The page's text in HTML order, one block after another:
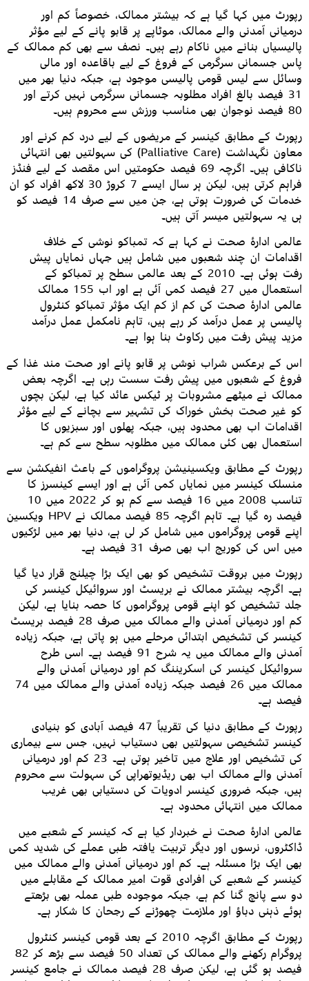
رپورٹ میں کہا گیا ہے کہ بیشتر ممالک، خصوصاً کم اور
درمیانی آمدنی والے ممالک، موٹاپے پر قابو پانے کے لیے مؤثر
پالیسیاں بنانے میں ناکام رہے ہیں۔ نصف سے بھی کم ممالک کے
پاس جسمانی سرگرمی کے فروغ کے لیے باقاعدہ اور مالی
وسائل سے لیس قومی پالیسی موجود ہے، جبکہ دنیا بھر میں
31 فیصد بالغ افراد مطلوبہ جسمانی سرگرمی نہیں کرتے اور
80 فیصد نوجوان بھی مناسب ورزش سے محروم ہیں۔
رپورٹ کے مطابق کینسر کے مریضوں کے لیے درد کم کرنے اور
معاون نگہداشت (Palliative Care) کی سہولتیں بھی انتہائی
ناکافی ہیں۔ اگرچہ 69 فیصد حکومتیں اس مقصد کے لیے فنڈز
فراہم کرتی ہیں، لیکن ہر سال ایسے 7 کروڑ 30 لاکھ افراد کو ان
خدمات کی ضرورت ہوتی ہے، جن میں سے صرف 14 فیصد کو
ہی یہ سہولتیں میسر آتی ہیں۔
عالمی ادارۂ صحت نے کہا ہے کہ تمباکو نوشی کے خلاف
اقدامات ان چند شعبوں میں شامل ہیں جہاں نمایاں پیش
رفت ہوئی ہے۔ 2010 کے بعد عالمی سطح پر تمباکو کے
استعمال میں 27 فیصد کمی آئی ہے اور اب 155 ممالک
عالمی ادارۂ صحت کی کم از کم ایک مؤثر تمباکو کنٹرول
پالیسی پر عمل درآمد کر رہے ہیں، تاہم نامکمل عمل درآمد
مزید پیش رفت میں رکاوٹ بنا ہوا ہے۔
اس کے برعکس شراب نوشی پر قابو پانے اور صحت مند غذا کے
فروغ کے شعبوں میں پیش رفت سست رہی ہے۔ اگرچہ بعض
ممالک نے میٹھے مشروبات پر ٹیکس عائد کیا ہے، لیکن بچوں
کو غیر صحت بخش خوراک کی تشہیر سے بچانے کے لیے مؤثر
اقدامات اب بھی محدود ہیں، جبکہ پھلوں اور سبزیوں کا
استعمال بھی کئی ممالک میں مطلوبہ سطح سے کم ہے۔
رپورٹ کے مطابق ویکسینیشن پروگراموں کے باعث انفیکشن سے
منسلک کینسر میں نمایاں کمی آئی ہے اور ایسے کینسرز کا
تناسب 2008 میں 16 فیصد سے کم ہو کر 2022 میں 10
فیصد رہ گیا ہے۔ تاہم اگرچہ 85 فیصد ممالک نے HPV ویکسین
اپنے قومی پروگراموں میں شامل کر لی ہے، دنیا بھر میں لڑکیوں
میں اس کی کوریج اب بھی صرف 31 فیصد ہے۔
رپورٹ میں بروقت تشخیص کو بھی ایک بڑا چیلنج قرار دیا گیا
ہے۔ اگرچہ بیشتر ممالک نے بریسٹ اور سروائیکل کینسر کی
جلد تشخیص کو اپنے قومی پروگراموں کا حصہ بنایا ہے، لیکن
کم اور درمیانی آمدنی والے ممالک میں صرف 28 فیصد بریسٹ
کینسر کی تشخیص ابتدائی مرحلے میں ہو پاتی ہے، جبکہ زیادہ
آمدنی والے ممالک میں یہ شرح 91 فیصد ہے۔ اسی طرح
سروائیکل کینسر کی اسکریننگ کم اور درمیانی آمدنی والے
ممالک میں 26 فیصد جبکہ زیادہ آمدنی والے ممالک میں 74
فیصد ہے۔
رپورٹ کے مطابق دنیا کی تقریباً 47 فیصد آبادی کو بنیادی
کینسر تشخیصی سہولتیں بھی دستیاب نہیں، جس سے بیماری
کی تشخیص اور علاج میں تاخیر ہوتی ہے۔ 23 کم اور درمیانی
آمدنی والے ممالک اب بھی ریڈیوتھراپی کی سہولت سے محروم
ہیں، جبکہ ضروری کینسر ادویات کی دستیابی بھی غریب
ممالک میں انتہائی محدود ہے۔
عالمی ادارۂ صحت نے خبردار کیا ہے کہ کینسر کے شعبے میں
ڈاکٹروں، نرسوں اور دیگر تربیت یافتہ طبی عملے کی شدید کمی
بھی ایک بڑا مسئلہ ہے۔ کم اور درمیانی آمدنی والے ممالک میں
کینسر کے شعبے کی افرادی قوت امیر ممالک کے مقابلے میں
دو سے پانچ گنا کم ہے، جبکہ موجودہ طبی عملہ بھی بڑھتے
ہوئے ذہنی دباؤ اور ملازمت چھوڑنے کے رجحان کا شکار ہے۔
رپورٹ کے مطابق اگرچہ 2010 کے بعد قومی کینسر کنٹرول
پروگرام رکھنے والے ممالک کی تعداد 50 فیصد سے بڑھ کر 82
فیصد ہو گئی ہے، لیکن صرف 28 فیصد ممالک نے جامع کینسر